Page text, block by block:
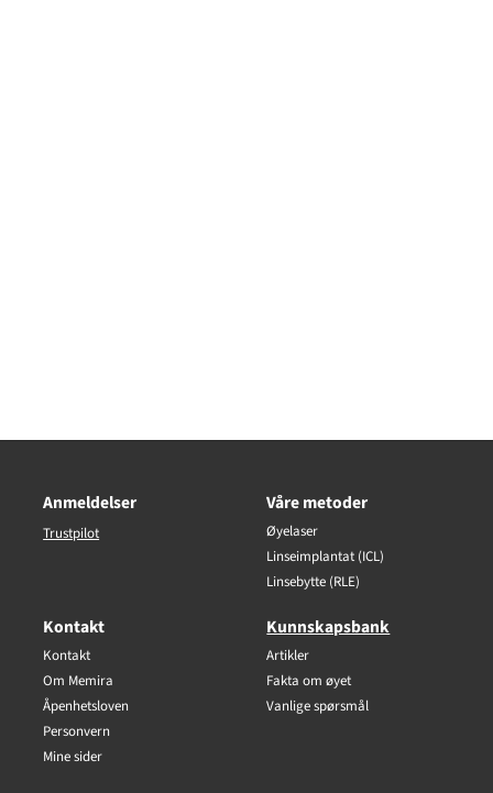
Anmeldelser
Trustpilot
Våre metoder
Øyelaser
Linseimplantat (ICL)
Linsebytte (RLE)
Kontakt
Kontakt
Om Memira
Åpenhetsloven
Personvern
Mine sider
Kunnskapsbank
Artikler
Fakta om øyet
Vanlige spørsmål